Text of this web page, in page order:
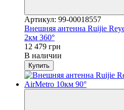
Артикул: 99-00018557
Внешняя антенна Ruijie
2км 360°
12 479 грн
В наличии
Купить